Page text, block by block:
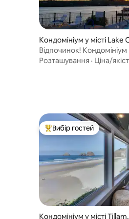
Кондомініум у місті Lake
ark
Відпочинок! Кондомініум
озера, 2 басейни,
Розташування · Ціна/
Топ вибір гостей
Вибір гостей
Кондомініум у місті